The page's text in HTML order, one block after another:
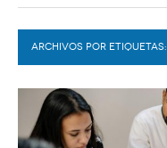
GÓMEZ PALACIO
LERDO
DURANGO
DEPORTES
EXA
COLABORADORES
ARCHIVOS POR ETIQUETAS: